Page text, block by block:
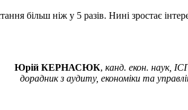
більш ніж у 5 разів. Нині зростає
Юрій КЕРНАСЮК, канд. екон. наук,
дорадник з аудиту, економіки та